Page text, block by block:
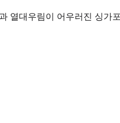
열대우림이 어우러진 싱가